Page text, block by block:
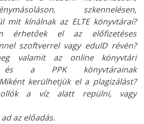
szkennelésen,
mit kínálnak az ELTE könyvtárai?
érhetőek el az előfizetéses
szoftverrel vagy eduID révén?
valamit az online könyvtári
és a PPK könyvtárainak
kerülhetjük el a plagizálást?
a víz alatt repülni, vagy
az előadás.